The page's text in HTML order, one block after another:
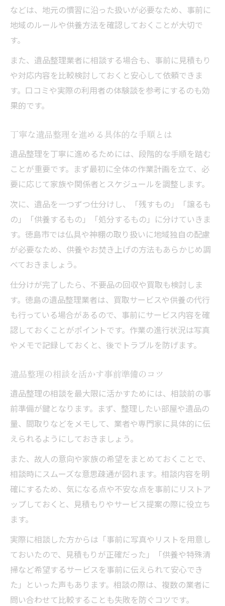
などは、地元の慣習に沿った扱いが必要なため、事前に
地域のルールや供養方法を確認しておくことが大切で
す。
また、遺品整理業者に相談する場合も、事前に見積もり
や対応内容を比較検討しておくと安心して依頼できま
す。口コミや実際の利用者の体験談を参考にするのも効
果的です。
丁寧な遺品整理を進める具体的な手順とは
遺品整理を丁寧に進めるためには、段階的な手順を踏む
ことが重要です。まず最初に全体の作業計画を立て、必
要に応じて家族や関係者とスケジュールを調整します。
次に、遺品を一つずつ仕分けし、「残すもの」「譲るも
の」「供養するもの」「処分するもの」に分けていきま
す。徳島市では仏具や神棚の取り扱いに地域独自の配慮
が必要なため、供養やお焚き上げの方法もあらかじめ調
べておきましょう。
仕分けが完了したら、不要品の回収や買取も検討しま
す。徳島の遺品整理業者は、買取サービスや供養の代行
も行っている場合があるので、事前にサービス内容を確
認しておくことがポイントです。作業の進行状況は写真
やメモで記録しておくと、後でトラブルを防げます。
遺品整理の相談を活かす事前準備のコツ
遺品整理の相談を最大限に活かすためには、相談前の事
前準備が鍵となります。まず、整理したい部屋や遺品の
量、間取りなどをメモして、業者や専門家に具体的に伝
えられるようにしておきましょう。
また、故人の意向や家族の希望をまとめておくことで、
相談時にスムーズな意思疎通が図れます。相談内容を明
確にするため、気になる点や不安な点を事前にリストア
ップしておくと、見積もりやサービス提案の際に役立ち
ます。
実際に相談した方からは「事前に写真やリストを用意し
ておいたので、見積もりが正確だった」「供養や特殊清
掃など希望するサービスを事前に伝えられて安心でき
た」といった声もあります。相談の際は、複数の業者に
問い合わせて比較することも失敗を防ぐコツです。